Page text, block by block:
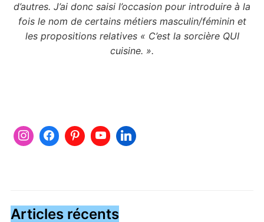
d’autres. J’ai donc saisi l’occasion pour introduire à la
fois le nom de certains métiers masculin/féminin et
les propositions relatives « C’est la sorcière QUI
cuisine. ».
Articles récents